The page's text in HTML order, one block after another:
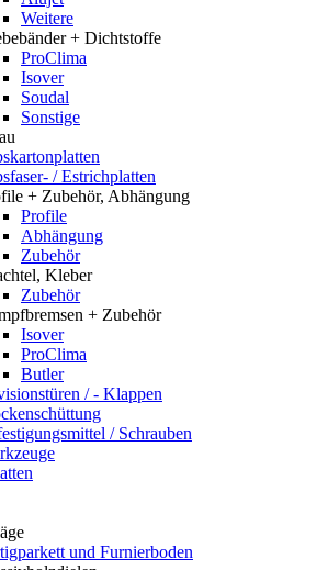
Weitere
+ Dichtstoffe
ProClima
Isover
Soudal
Sonstige
/ Estrichplatten
+ Zubehör, Abhängung
Profile
Abhängung
Zubehör
Kleber
Zubehör
+ Zubehör
Isover
ProClima
Butler
/ - Klappen
/ Schrauben
und Furnierboden